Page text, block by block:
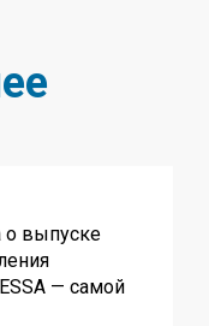
о выпуске
— самой